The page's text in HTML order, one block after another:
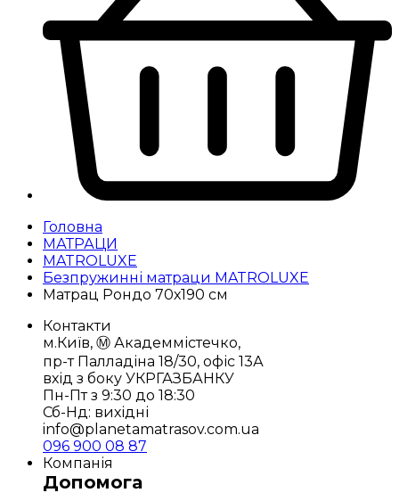
Головна
МАТРАЦИ
MATROLUXE
Безпружинні матраци MATROLUXE
Матрац Рондо 70х190 см
Контакти
м.Київ, Ⓜ️ Академмістечко,
пр-т Палладіна 18/30, офіс 13А
вхід з боку УКРГАЗБАНКУ
Пн-Пт з 9:30 до 18:30
Сб-Нд: вихідні
info@planetamatrasov.com.ua
096 900 08 87
Компанія
Допомога